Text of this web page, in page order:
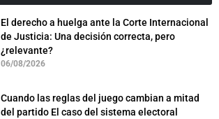
El derecho a huelga ante la Corte Internacional
de Justicia: Una decisión correcta, pero
¿relevante?
06/08/2026
Cuando las reglas del juego cambian a mitad
del partido El caso del sistema electoral